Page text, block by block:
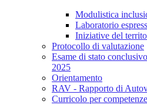
Modulistica
Laboratorio
Iniziative del
Protocollo di valutazione
Esame di stato
2025
Orientamento
RAV - Rapporto di
Curricolo per competenze